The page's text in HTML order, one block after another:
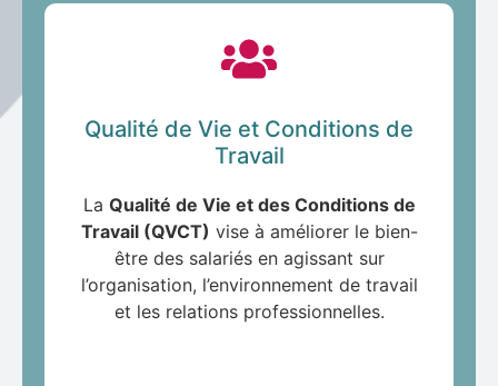
Qualité de Vie et Conditions de
Travail
La Qualité de Vie et des Conditions de
Travail (QVCT) vise à améliorer le bien-
être des salariés en agissant sur
l’organisation, l’environnement de travail
et les relations professionnelles.